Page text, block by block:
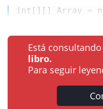
int [][] Array =
Está
libro.
Para seguir